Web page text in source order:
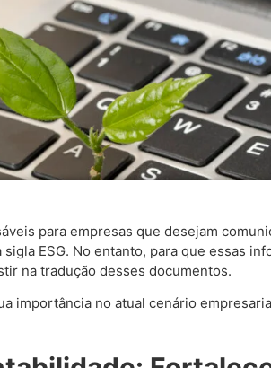
para empresas que desejam
ESG. No entanto, para que essas
na tradução desses documentos.
importância no atual cenário